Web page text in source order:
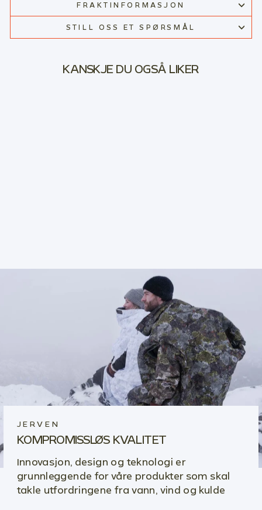
FRAKTINFORMASJON
STILL OSS ET SPØRSMÅL
KANSKJE DU OGSÅ LIKER
JERVEN
KOMPROMISSLØS KVALITET
Innovasjon, design og teknologi er
grunnleggende for våre produkter som skal
takle utfordringene fra vann, vind og kulde